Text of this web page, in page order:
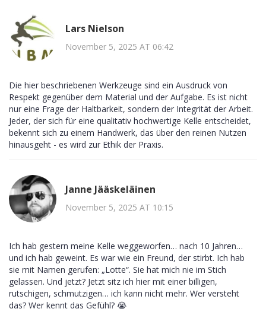
Lars Nielson
November 5, 2025 AT 06:42
Die hier beschriebenen Werkzeuge sind ein Ausdruck von
Respekt gegenüber dem Material und der Aufgabe. Es ist nicht
nur eine Frage der Haltbarkeit, sondern der Integrität der Arbeit.
Jeder, der sich für eine qualitativ hochwertige Kelle entscheidet,
bekennt sich zu einem Handwerk, das über den reinen Nutzen
hinausgeht - es wird zur Ethik der Praxis.
Janne Jääskeläinen
November 5, 2025 AT 10:15
Ich hab gestern meine Kelle weggeworfen… nach 10 Jahren…
und ich hab geweint. Es war wie ein Freund, der stirbt. Ich hab
sie mit Namen gerufen: „Lotte“. Sie hat mich nie im Stich
gelassen. Und jetzt? Jetzt sitz ich hier mit einer billigen,
rutschigen, schmutzigen… ich kann nicht mehr. Wer versteht
das? Wer kennt das Gefühl? 😭